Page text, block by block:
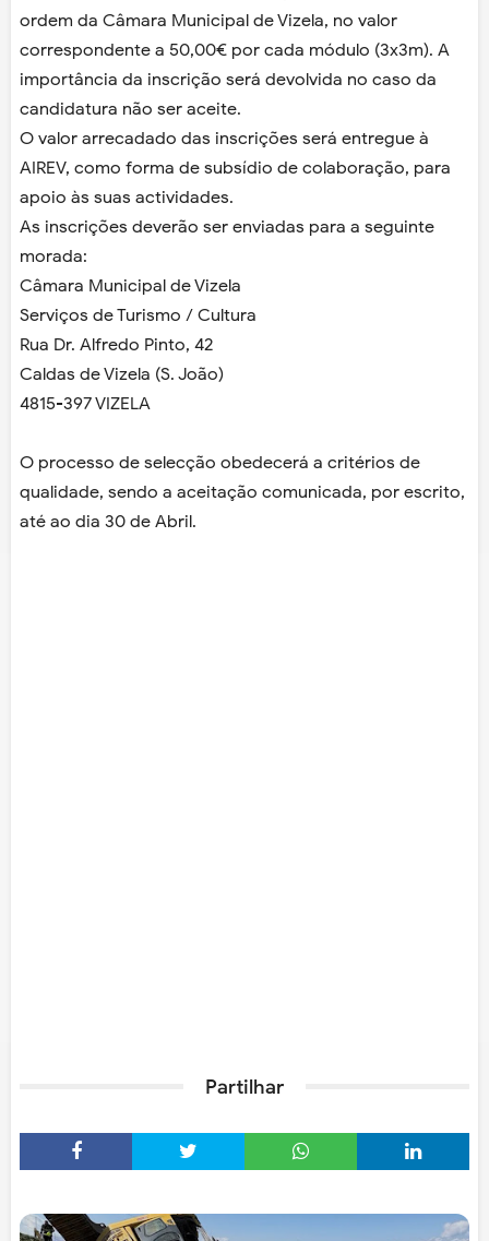
ordem da Câmara Municipal de Vizela, no valor
correspondente a 50,00€ por cada módulo (3x3m). A
importância da inscrição será devolvida no caso da
candidatura não ser aceite.
O valor arrecadado das inscrições será entregue à
AIREV, como forma de subsídio de colaboração, para
apoio às suas actividades.
As inscrições deverão ser enviadas para a seguinte
morada:
Câmara Municipal de Vizela
Serviços de Turismo / Cultura
Rua Dr. Alfredo Pinto, 42
Caldas de Vizela (S. João)
4815-397 VIZELA
O processo de selecção obedecerá a critérios de
qualidade, sendo a aceitação comunicada, por escrito,
até ao dia 30 de Abril.
Partilhar